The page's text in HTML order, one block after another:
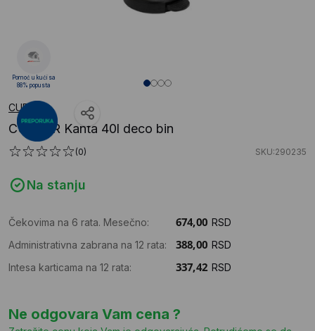
CURVER
CURVER Kanta 40l deco bin
(0) SKU:290235
Na stanju
Čekovima na 6 rata. Mesečno:
RSD
Administrativna zabrana na 12 rata:
RSD
Intesa karticama na 12 rata:
RSD
Ne odgovara Vam cena ?
Pomoć u kući sa
88% popusta